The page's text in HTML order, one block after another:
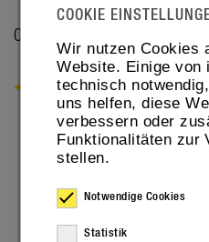
04. MAY 2026
ZURÜCK
COOKIE
Wir nutzen Cookies
Website. Einige von
technisch
uns helfen, diese
verbessern oder
Funktionalitäten zur
stellen.
Notwendige Cookies
Statistik